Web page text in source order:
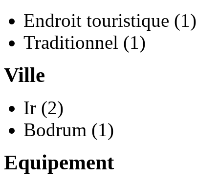
Endroit touristique (1)
Traditionnel (1)
Ville
Ir (2)
Bodrum (1)
Equipement